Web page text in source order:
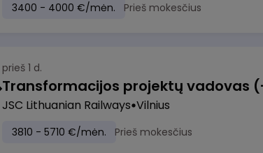
3400 - 4000 €/mėn. Prieš mokesčius
prieš 1 d.
JSC Lithuanian Railways Vilnius
3810 - 5710 €/mėn. Prieš mokesčius